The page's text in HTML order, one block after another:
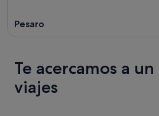
Pesaro
Te acercamos a
viajes